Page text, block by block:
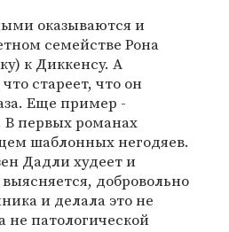
оказываются и
семействе Рона
к Диккенсу. А
стареет, что он
Еще пример -
В первых романах
шаблонных негодяев.
Дадли худеет и
добровольно
и делала это не
не патологической